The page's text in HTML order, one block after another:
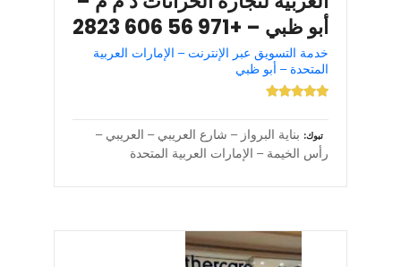
أبو ظبي – +971 56 606 2823
خدمة التسويق عبر الإنترنت – الإمارات العربية
المتحدة – أبو ظبي
تبوك
بناية البرواز – شارع العريبي – العريبي –
رأس الخيمة – الإمارات العربية المتحدة